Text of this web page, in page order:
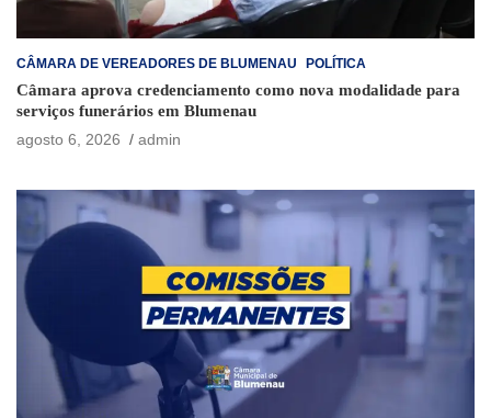
CÂMARA DE VEREADORES DE BLUMENAU POLÍTICA
Câmara aprova credenciamento como nova modalidade para
serviços funerários em Blumenau
agosto 6, 2026
admin